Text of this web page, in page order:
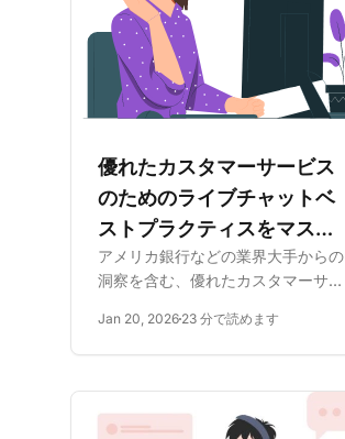
優れたカスタマーサービス
のためのライブチャットベ
ストプラクティスをマスタ
ーする
アメリカ銀行などの業界大手からの
洞察を含む、優れたカスタマーサー
ャットベストプラクティスをマスタ
ーします。
Jan 20, 2026 23 分で読めます